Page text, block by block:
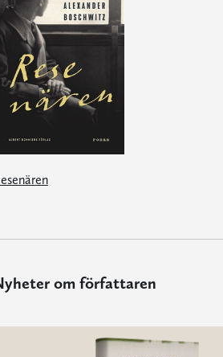
om författaren